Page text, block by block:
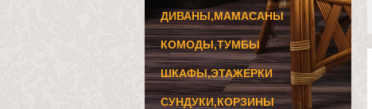
ДИВАНЫ,МАМАСАНЫ
КОМОДЫ,ТУМБЫ
ШКАФЫ,ЭТАЖЕРКИ
СУНДУКИ,КОРЗИНЫ